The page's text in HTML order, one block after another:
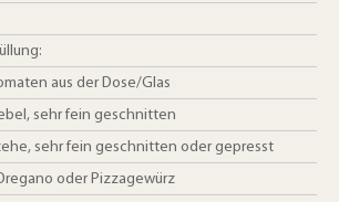
aus der Dose/Glas
sehr fein geschnitten
sehr fein geschnitten oder gepresst
oder Pizzagewürz